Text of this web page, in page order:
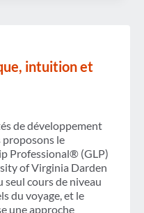
intuition et
de développement
proposons le
Professional® (GLP)
of Virginia Darden
seul cours de niveau
du voyage, et le
une approche